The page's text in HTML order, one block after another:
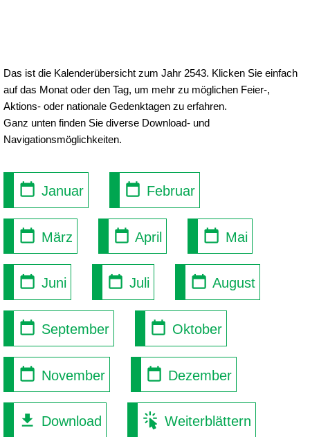
Das ist die Kalenderübersicht zum Jahr 2543. Klicken Sie einfach
auf das Monat oder den Tag, um mehr zu möglichen Feier-,
Aktions- oder nationale Gedenktagen zu erfahren.
Ganz unten finden Sie diverse Download- und
Navigationsmöglichkeiten.
Januar Februar
März April Mai
Juni Juli August
September Oktober
November Dezember
Download Weiterblättern